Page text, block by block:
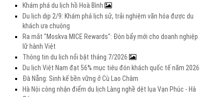
Khám phá du lịch hồ Hoà Bình
Du lịch dịp 2/9: Khám phá lịch sử, trải nghiệm văn hóa được du
khách ưa chuộng
Ra mắt "Moskva MICE Rewards": Đòn bẩy mới cho doanh nghiệp
lữ hành Việt
Thông tin du lịch nổi bật tháng 7/2026
Du lịch Việt Nam đạt 56% mục tiêu đón khách quốc tế năm 2026
Đà Nẵng: Sinh kế bền vững ở Cù Lao Chàm
Hà Nội công nhận điểm du lịch Làng nghề dệt lụa Vạn Phúc - Hà